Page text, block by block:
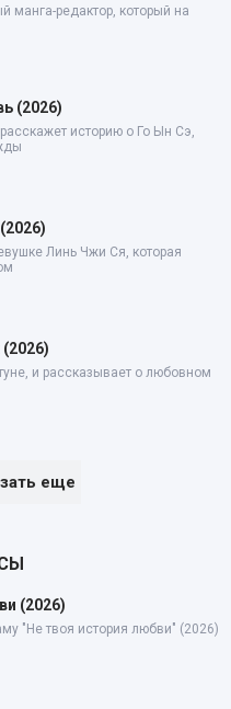
манга-редактор, который на
(2026)
историю о Го Ын Сэ,
Линь Чжи Ся, которая
и рассказывает о любовном
еще
(2026)
"Не твоя история любви" (2026)